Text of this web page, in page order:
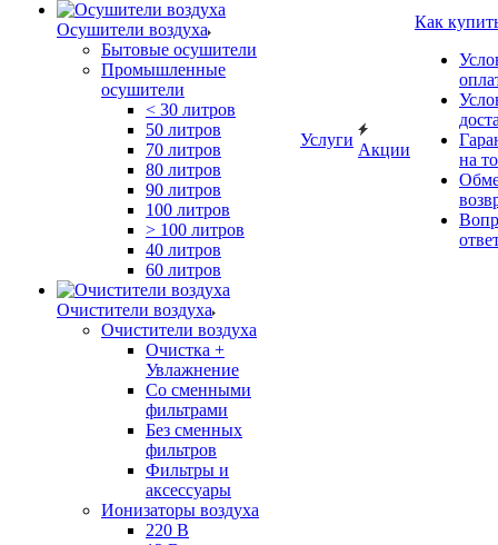
Осушители воздуха
Бытовые осушители
Промышленные
осушители
< 30 литров
50 литров
70 литров
80 литров
90 литров
100 литров
> 100 литров
40 литров
60 литров
Очистители воздуха
Очистители воздуха
Очистка +
Увлажнение
Cо сменными
фильтрами
Без сменных
фильтров
Фильтры и
аксессуары
Ионизаторы воздуха
220 В
Услуги
Акции
Как
на